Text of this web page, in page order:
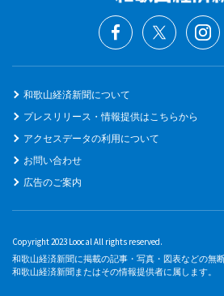
和歌山経済新聞について
プレスリリース・情報提供はこちらから
アクセスデータの利用について
お問い合わせ
広告のご案内
Copyright 2023 Loocal All rights reserved.
和歌山経済新聞に掲載の記事・写真・図表などの無
和歌山経済新聞またはその情報提供者に属します。